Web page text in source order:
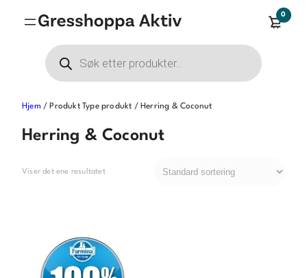
0
Products
search
Hjem / Produkt Type produkt / Herring & Coconut
Herring & Coconut
Viser det ene resultatet